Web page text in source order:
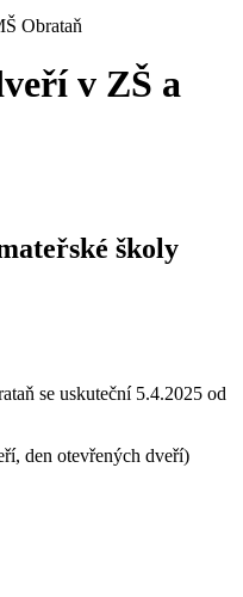
Obrataň
v ZŠ a
školy
se uskuteční 5.4.2025 od
den otevřených dveří)